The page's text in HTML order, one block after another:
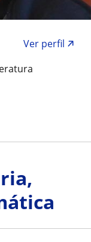
Ver perfil